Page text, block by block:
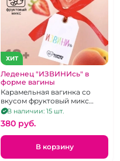
ХИТ
Леденец "ИЗВИНИсь" в
форме вагины
Карамельная вагинка со
вкусом фруктовый микс
клубника с абрикосом.
В наличии: 15 шт.
380 pуб.
В корзину